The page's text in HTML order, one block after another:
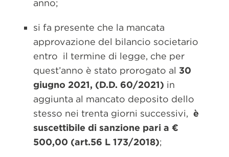
anno;
si fa presente che la mancata
approvazione del bilancio societario
entro il termine di legge, che per
quest’anno è stato prorogato al 30
giugno 2021, (D.D. 60/2021) in
aggiunta al mancato deposito dello
stesso nei trenta giorni successivi, è
suscettibile di sanzione pari a €
500,00 (art.56 L 173/2018);